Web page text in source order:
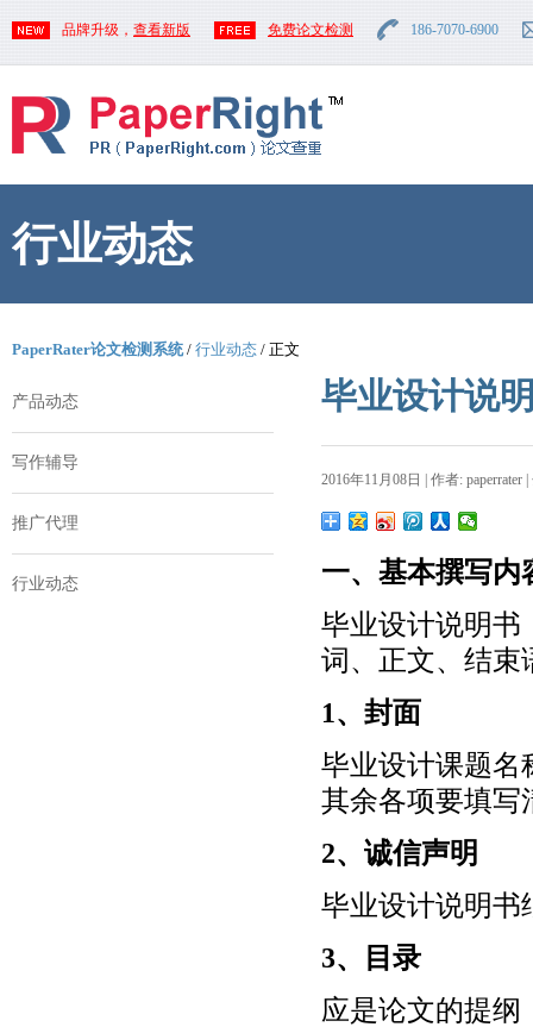
品牌升级， 查看新版 免费论文检测 186-7070-6900
行业动态
PaperRater论文检测系统/ 行业动态 / 正文
产品动态
写作辅导
推广代理
行业动态
毕业设计说
2016年11月08日 | 作者: paperrater
一、基本撰写内
毕业设计说明书
词、正文、结束
1、封面
毕业设计课题名
其余各项要填写
2、诚信声明
毕业设计说明书
3、目录
应是论文的提